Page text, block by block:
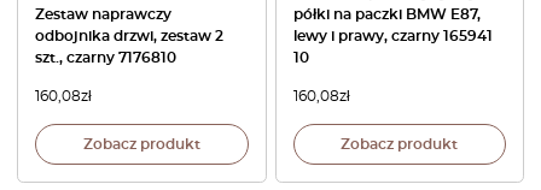
Zestaw naprawczy
odbojnika drzwi, zestaw 2
szt., czarny 7176810
160,08zł
Zobacz produkt
półki na paczki BMW E87,
lewy i prawy, czarny 165941
10
160,08zł
Zobacz produkt